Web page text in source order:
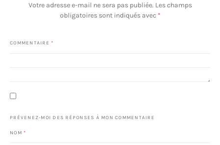
Votre adresse e-mail ne sera pas publiée. Les champs
obligatoires sont indiqués avec *
COMMENTAIRE *
PRÉVENEZ-MOI DES RÉPONSES À MON COMMENTAIRE
NOM *